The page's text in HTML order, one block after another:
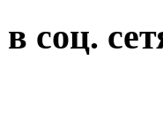
соц.